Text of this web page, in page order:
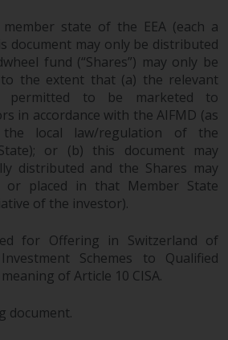
state of the EEA (each a
document may only be distributed
fund (“Shares”) may only be
the extent that (a) the relevant
permitted to be marketed to
in accordance with the AIFMD (as
the local law/regulation of the
or (b) this document may
distributed and the Shares may
or placed in that Member State
of the investor).
for Offering in Switzerland of
Schemes to Qualified
of Article 10 CISA.
document.